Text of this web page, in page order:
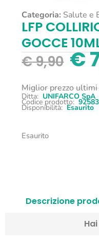
Categoria: Salute e
LFP
GOCCE
€9,90 €
Miglior prezzo
Ditta: UNIFARCO SpA
Codice prodotto:
Disponibilità: Esaurito
Esaurito
Descrizione